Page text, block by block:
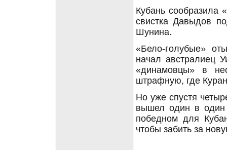
Кубань сообразила
свистка Давыдов
Шунина.
«Бело-голубые»
начал австралиец
«динамовцы» в
штрафную, где
Но уже спустя
вышел один в один
победном для
чтобы забить за